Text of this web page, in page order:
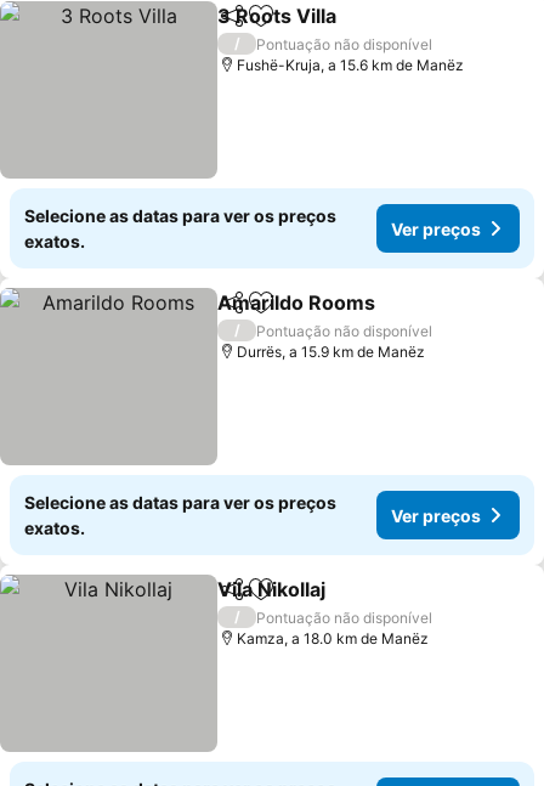
PartilharAdicionar aos favoritos
3 Roots Villa
/
Pontuação não disponível
Fushë-Kruja, a 15.6 km de Manëz
Selecione as datas para ver os preços
exatos.
Ver preços
PartilharAdicionar aos favoritos
Amarildo Rooms
/
Pontuação não disponível
Durrës, a 15.9 km de Manëz
Selecione as datas para ver os preços
exatos.
Ver preços
PartilharAdicionar aos favoritos
Vila Nikollaj
/
Pontuação não disponível
Kamza, a 18.0 km de Manëz